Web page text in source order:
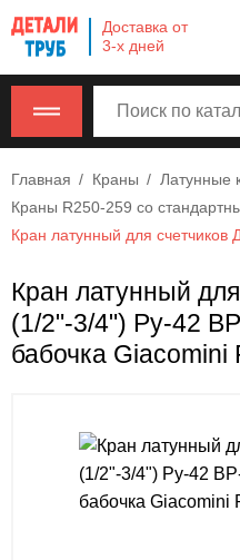
Доставка от
3-х дней
Главная Краны Латунные
Краны R250-259 со
Кран латунный для
Кран латунный
(1/2"-3/4") Ру-42
бабочка Giacomini
Company
name
620000,
Москва,
Москва,
Калужская,
15,
офис